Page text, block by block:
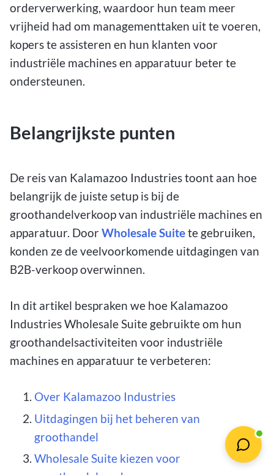
orderverwerking, waardoor hun team meer
vrijheid had om managementtaken uit te voeren,
kopers te assisteren en hun klanten voor
industriële machines en apparatuur beter te
ondersteunen.
Belangrijkste punten
De reis van Kalamazoo Industries toont aan hoe
belangrijk de juiste setup is bij de
groothandelverkoop van industriële machines en
apparatuur. DoorWholesale Suitete gebruiken,
konden ze de veelvoorkomende uitdagingen van
B2B-verkoop overwinnen.
In dit artikel bespraken we hoe Kalamazoo
Industries Wholesale Suite gebruikte om hun
groothandelsactiviteiten voor industriële
machines en apparatuur te verbeteren:
Over Kalamazoo Industries
Uitdagingen bij het beheren van
groothandel
Wholesale Suite kiezen voor